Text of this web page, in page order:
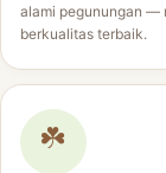
alami pegunungan —
berkualitas terbaik.
☘️